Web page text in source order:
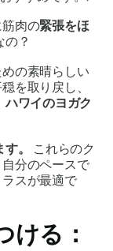
肉の緊張をほ
の？
の素晴らしい
を取り戻し、
ハワイのヨガク
。
これらのク
分のペースで
スが最適で
ける：